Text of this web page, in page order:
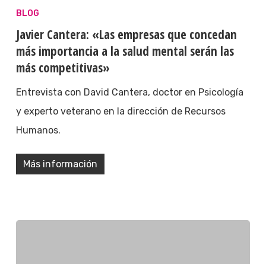
BLOG
Javier Cantera: «Las empresas que concedan
más importancia a la salud mental serán las
más competitivas»
Entrevista con David Cantera, doctor en Psicología
y experto veterano en la dirección de Recursos
Humanos.
Más información